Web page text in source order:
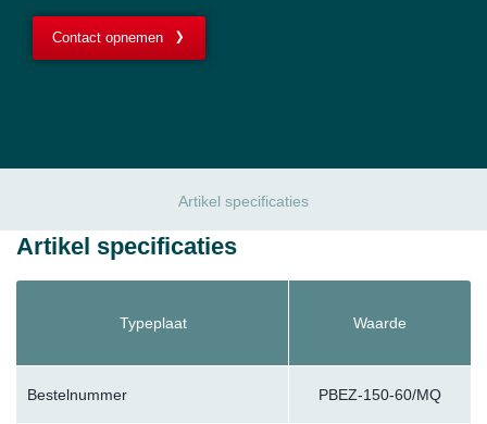
Contact opnemen
Artikel specificaties
Artikel specificaties
Typeplaat Waarde
Bestelnummer PBEZ-150-60/MQ